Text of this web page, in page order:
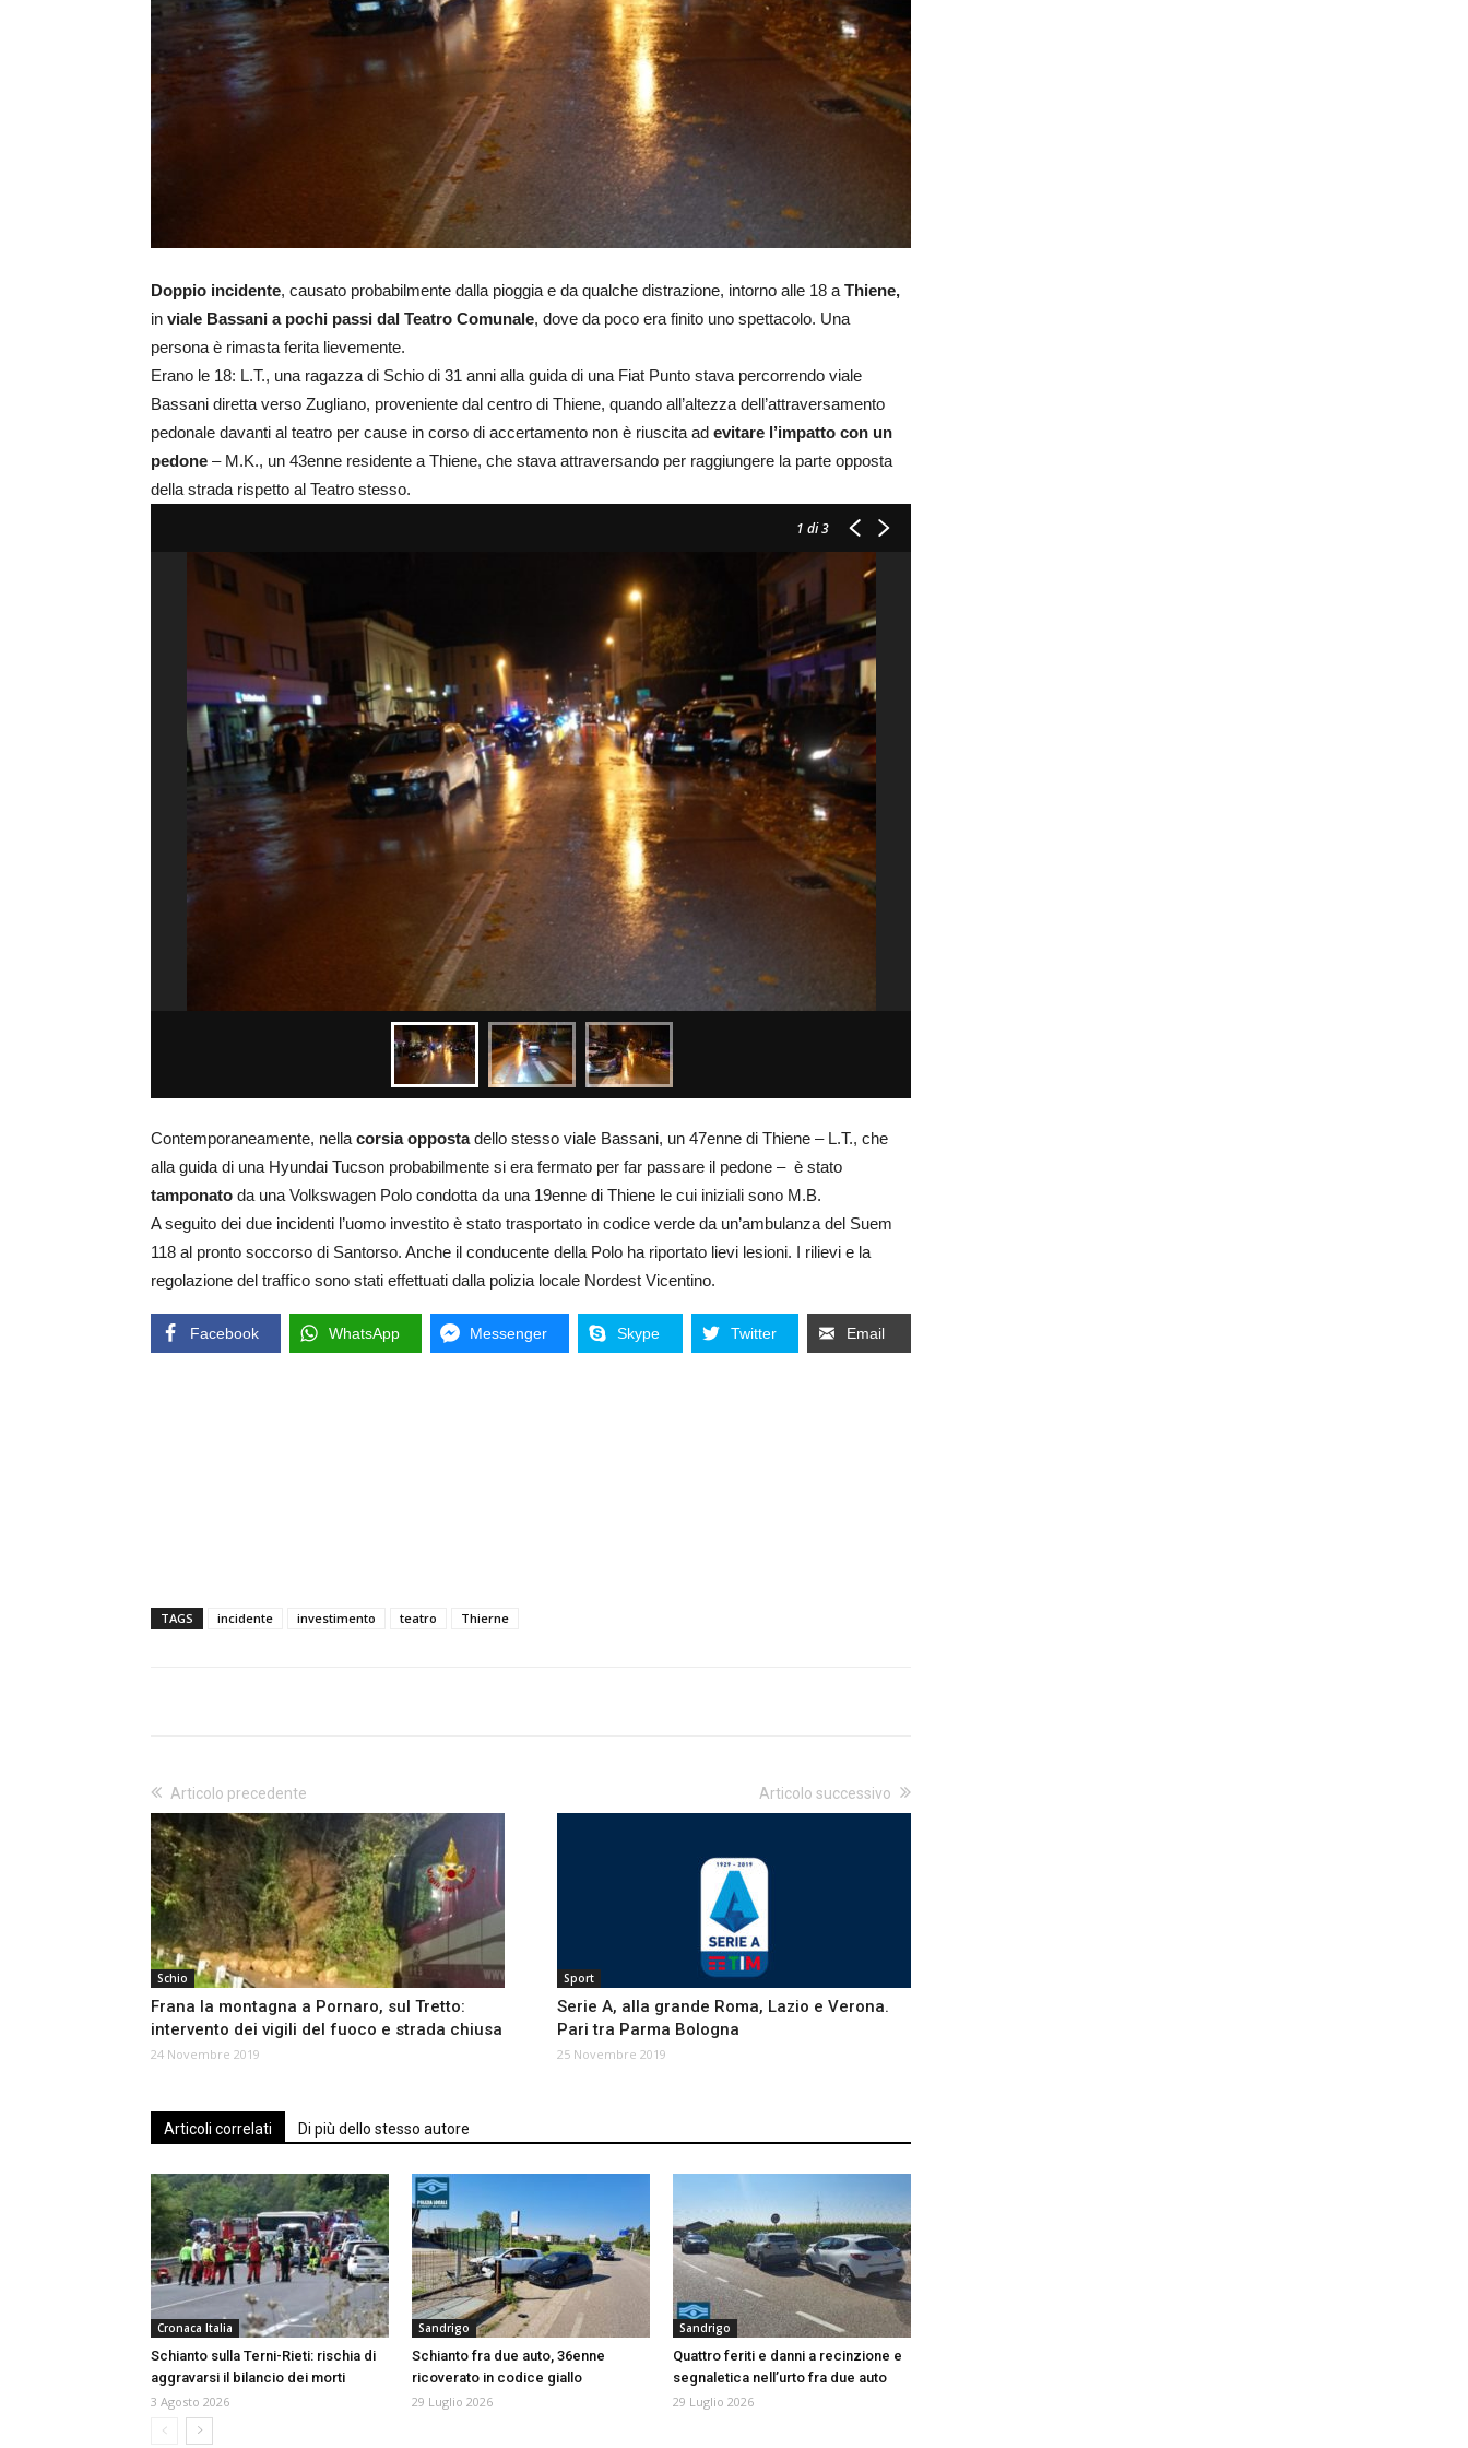
Doppio incidente, causato probabilmente dalla pioggia e da qualche distrazione, intorno alle 18 a Thiene,
in viale Bassani a pochi passi dal Teatro Comunale, dove da poco era finito uno spettacolo. Una
persona è rimasta ferita lievemente.
Erano le 18: L.T., una ragazza di Schio di 31 anni alla guida di una Fiat Punto stava percorrendo viale
Bassani diretta verso Zugliano, proveniente dal centro di Thiene, quando all’altezza dell’attraversamento
pedonale davanti al teatro per cause in corso di accertamento non è riuscita ad evitare l’impatto con un
pedone – M.K., un 43enne residente a Thiene, che stava attraversando per raggiungere la parte opposta
della strada rispetto al Teatro stesso.
1 di 3
Contemporaneamente, nella corsia oppostadello stesso viale Bassani, un 47enne di Thiene – L.T., che
alla guida di una Hyundai Tucson probabilmente si era fermato per far passare il pedone – è stato
tamponato da una Volkswagen Polo condotta da una 19enne di Thiene le cui iniziali sono M.B.
A seguito dei due incidenti l’uomo investito è stato trasportato in codice verde da un’ambulanza del Suem
118 al pronto soccorso di Santorso. Anche il conducente della Polo ha riportato lievi lesioni. I rilievi e la
regolazione del traffico sono stati effettuati dalla polizia locale Nordest Vicentino.
Facebook WhatsApp Messenger Skype Twitter Email
TAGS incidente investimento teatro Thierne
Articolo precedente
Schio
Frana la montagna a Pornaro, sul Tretto:
intervento dei vigili del fuoco e strada chiusa
24 Novembre 2019
Articolo successivo
Sport
Serie A, alla grande Roma, Lazio e Verona.
Pari tra Parma Bologna
25 Novembre 2019
Articoli correlati Di più dello stesso autore
Cronaca Italia
Schianto sulla Terni-Rieti: rischia di
aggravarsi il bilancio dei morti
3 Agosto 2026
Sandrigo
Schianto fra due auto, 36enne
ricoverato in codice giallo
29 Luglio 2026
Sandrigo
Quattro feriti e danni a recinzione e
segnaletica nell’urto fra due auto
29 Luglio 2026